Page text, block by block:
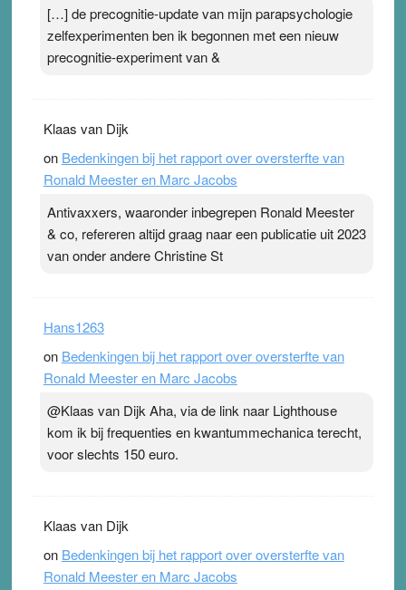
[…] de precognitie-update van mijn parapsychologie
zelfexperimenten ben ik begonnen met een nieuw
precognitie-experiment van &
Klaas van Dijk
on Bedenkingen bij het rapport over oversterfte van
Ronald Meester en Marc Jacobs
Antivaxxers, waaronder inbegrepen Ronald Meester
& co, refereren altijd graag naar een publicatie uit 2023
van onder andere Christine St
Hans1263
on Bedenkingen bij het rapport over oversterfte van
Ronald Meester en Marc Jacobs
@Klaas van Dijk Aha, via de link naar Lighthouse
kom ik bij frequenties en kwantummechanica terecht,
voor slechts 150 euro.
Klaas van Dijk
on Bedenkingen bij het rapport over oversterfte van
Ronald Meester en Marc Jacobs